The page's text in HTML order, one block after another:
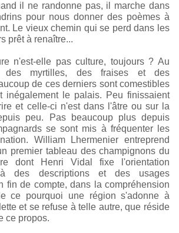
il ne randonne pas, il marche dans
pour nous donner des poèmes à
Le vieux chemin qui se perd dans les
prêt à renaître...
n'est-elle pas culture, toujours ? Au
myrtilles, des fraises et des
de ces derniers sont comestibles
inégalement le palais. Peu finissaient
et celle-ci n'est dans l'âtre ou sur la
peu. Pas beaucoup plus depuis
se sont mis à fréquenter les
William Lhermenier entreprend
premier tableau des champignons du
dont Henri Vidal fixe l'orientation
des descriptions et des usages
fin de compte, dans la compréhension
ce pourquoi une région s'adonne à
et se refuse à telle autre, que réside
ce propos.